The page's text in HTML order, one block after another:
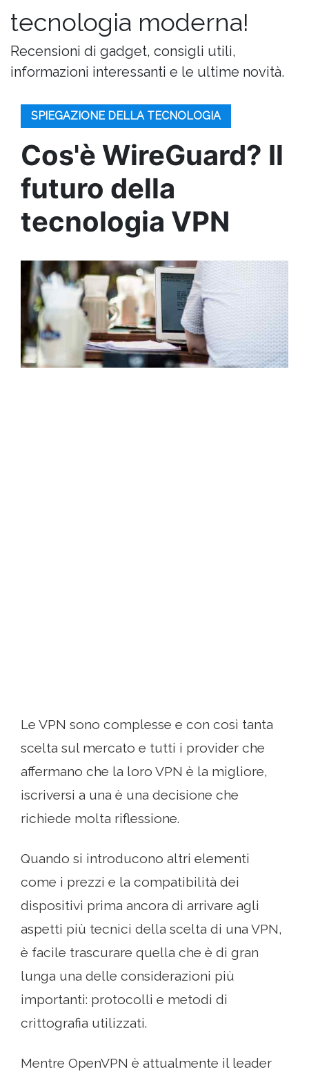
tecnologia moderna!
Recensioni di gadget, consigli utili,
informazioni interessanti e le ultime novità.
SPIEGAZIONE DELLA TECNOLOGIA
Cos'è WireGuard? Il
futuro della
tecnologia VPN
Le VPN sono complesse e con così tanta
scelta sul mercato e tutti i provider che
affermano che la loro VPN è la migliore,
iscriversi a una è una decisione che
richiede molta riflessione.
Quando si introducono altri elementi
come i prezzi e la compatibilità dei
dispositivi prima ancora di arrivare agli
aspetti più tecnici della scelta di una VPN,
è facile trascurare quella che è di gran
lunga una delle considerazioni più
importanti: protocolli e metodi di
crittografia utilizzati.
Mentre OpenVPN è attualmente il leader